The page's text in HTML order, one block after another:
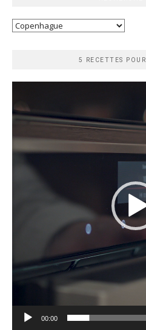
Recherche
5 RECETTES
00:00